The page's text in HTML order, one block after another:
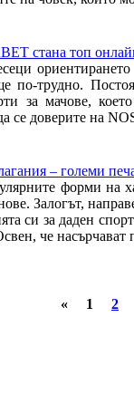
стана топ
по-трудно.
за мачове,
се доверите на
– големи
форми на
Залогът,
си за даден
че насърчават
« 1 2